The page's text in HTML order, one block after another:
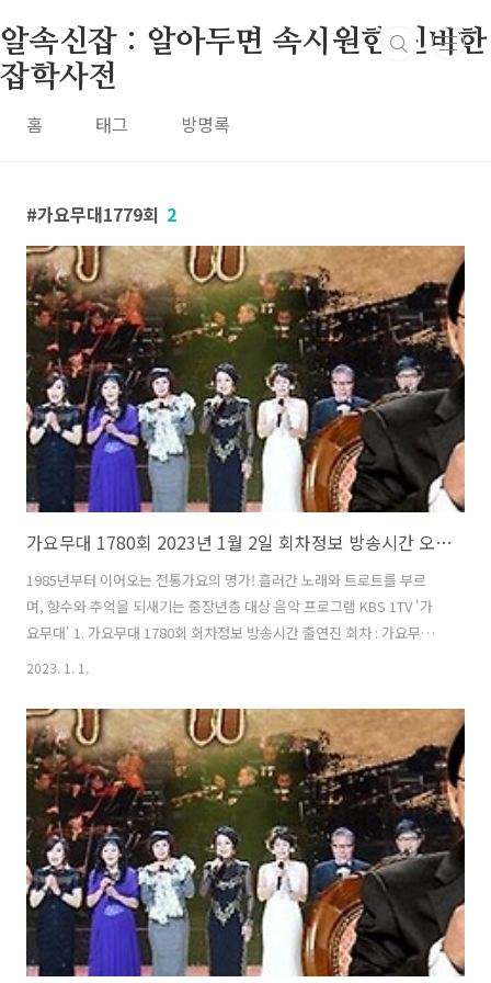
알속신잡 : 알아두면 속시원한 신비한
잡학사전
홈 태그 방명록
가요무대1779회 2
가요무대 1780회 2023년 1월 2일 회차정보 방송시간 오늘 출연진
1985년부터 이어오는 전통가요의 명가! 흘러간 노래와 트로트를 부르
며, 향수와 추억을 되새기는 중장년층 대상 음악 프로그램 KBS 1TV '가
요무대' 1. 가요무대 1780회 회차정보 방송시간 출연진 회차 : 가요무대
1779회 일시 : 2023년 1월 2일 시간 : 22:00 (밤 10시) 주제 : 새해 소원
이애란, 장은아, 현숙, 강진, 송대관, 태진아, 장미화, 박재란 2. 가요무대
1779회 출연진 및 곡 / 원곡자 리스트 01) 전 출연자 - 가요무대의 노래
02) 박재란 - 럭키 모닝 + 푸른 날개 (원곡자 : 박재란) 03) 송대관 - 해 뜰
날 + 한 번 더 (원곡자 : 송대관) 04) 현숙 - 건곤감리 청..
2023. 1. 1.